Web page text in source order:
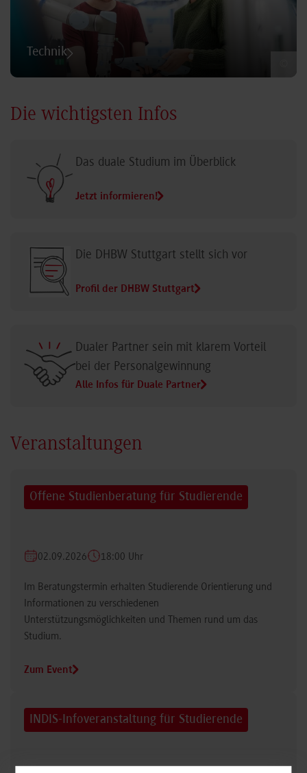
Technik
Die wichtigsten Infos
Das duale Studium im Überblick
Jetzt informieren!
Die DHBW Stuttgart stellt sich vor
Profil der DHBW Stuttgart
Dualer Partner sein mit klarem Vorteil
bei der Personalgewinnung
Alle Infos für Duale Partner
Veranstaltungen
Offene Studienberatung für Studierende
02.09.2026 18:00 Uhr
Im Beratungstermin erhalten Studierende Orientierung und
Informationen zu verschiedenen
Unterstützungsmöglichkeiten und Themen rund um das
Studium.
Zum Event
INDIS-Infoveranstaltung für Studierende